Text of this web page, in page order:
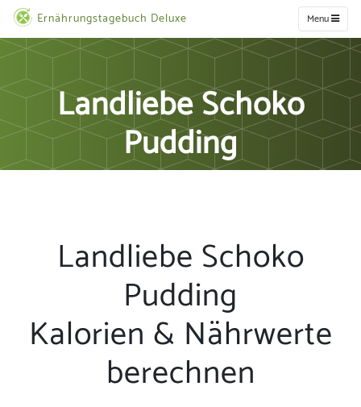
Ernährungstagebuch Deluxe Menu
Landliebe Schoko
Pudding
Landliebe Schoko
Pudding
Kalorien & Nährwerte
berechnen